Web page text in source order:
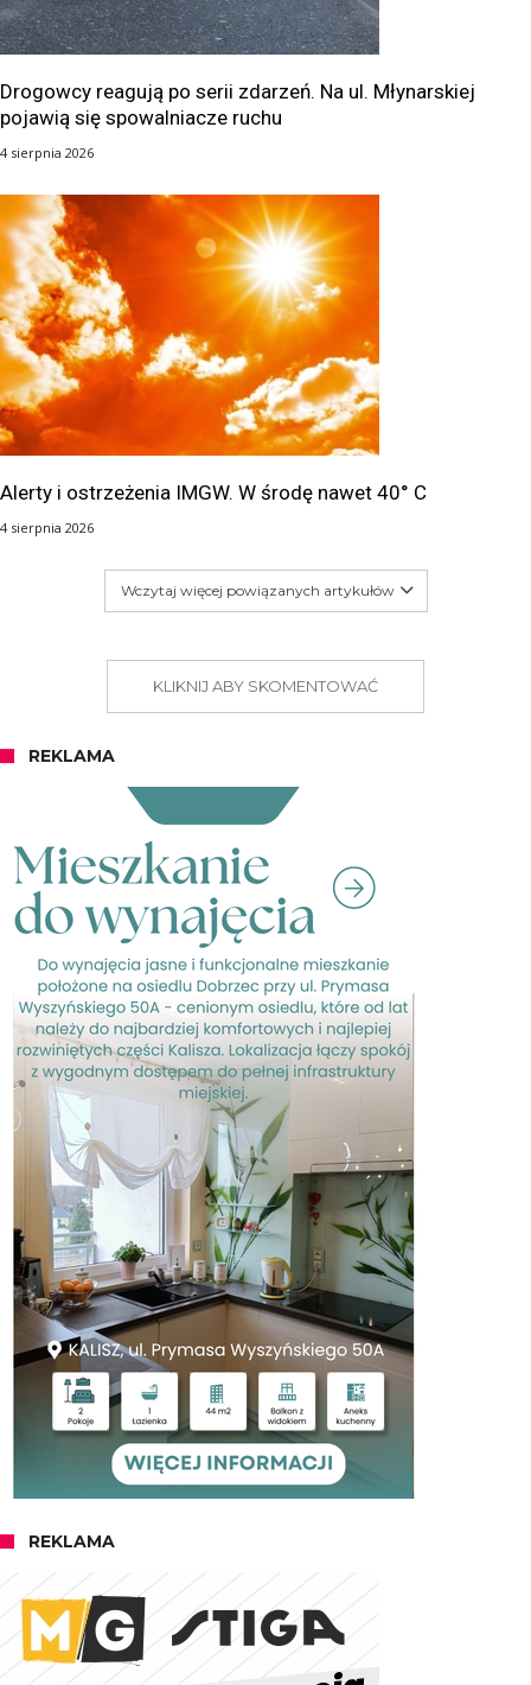
Drogowcy reagują po serii zdarzeń. Na ul. Młynarskiej
pojawią się spowalniacze ruchu
4 sierpnia 2026
Alerty i ostrzeżenia IMGW. W środę nawet 40° C
4 sierpnia 2026
Wczytaj więcej powiązanych artykułów
KLIKNIJ ABY SKOMENTOWAĆ
REKLAMA
REKLAMA